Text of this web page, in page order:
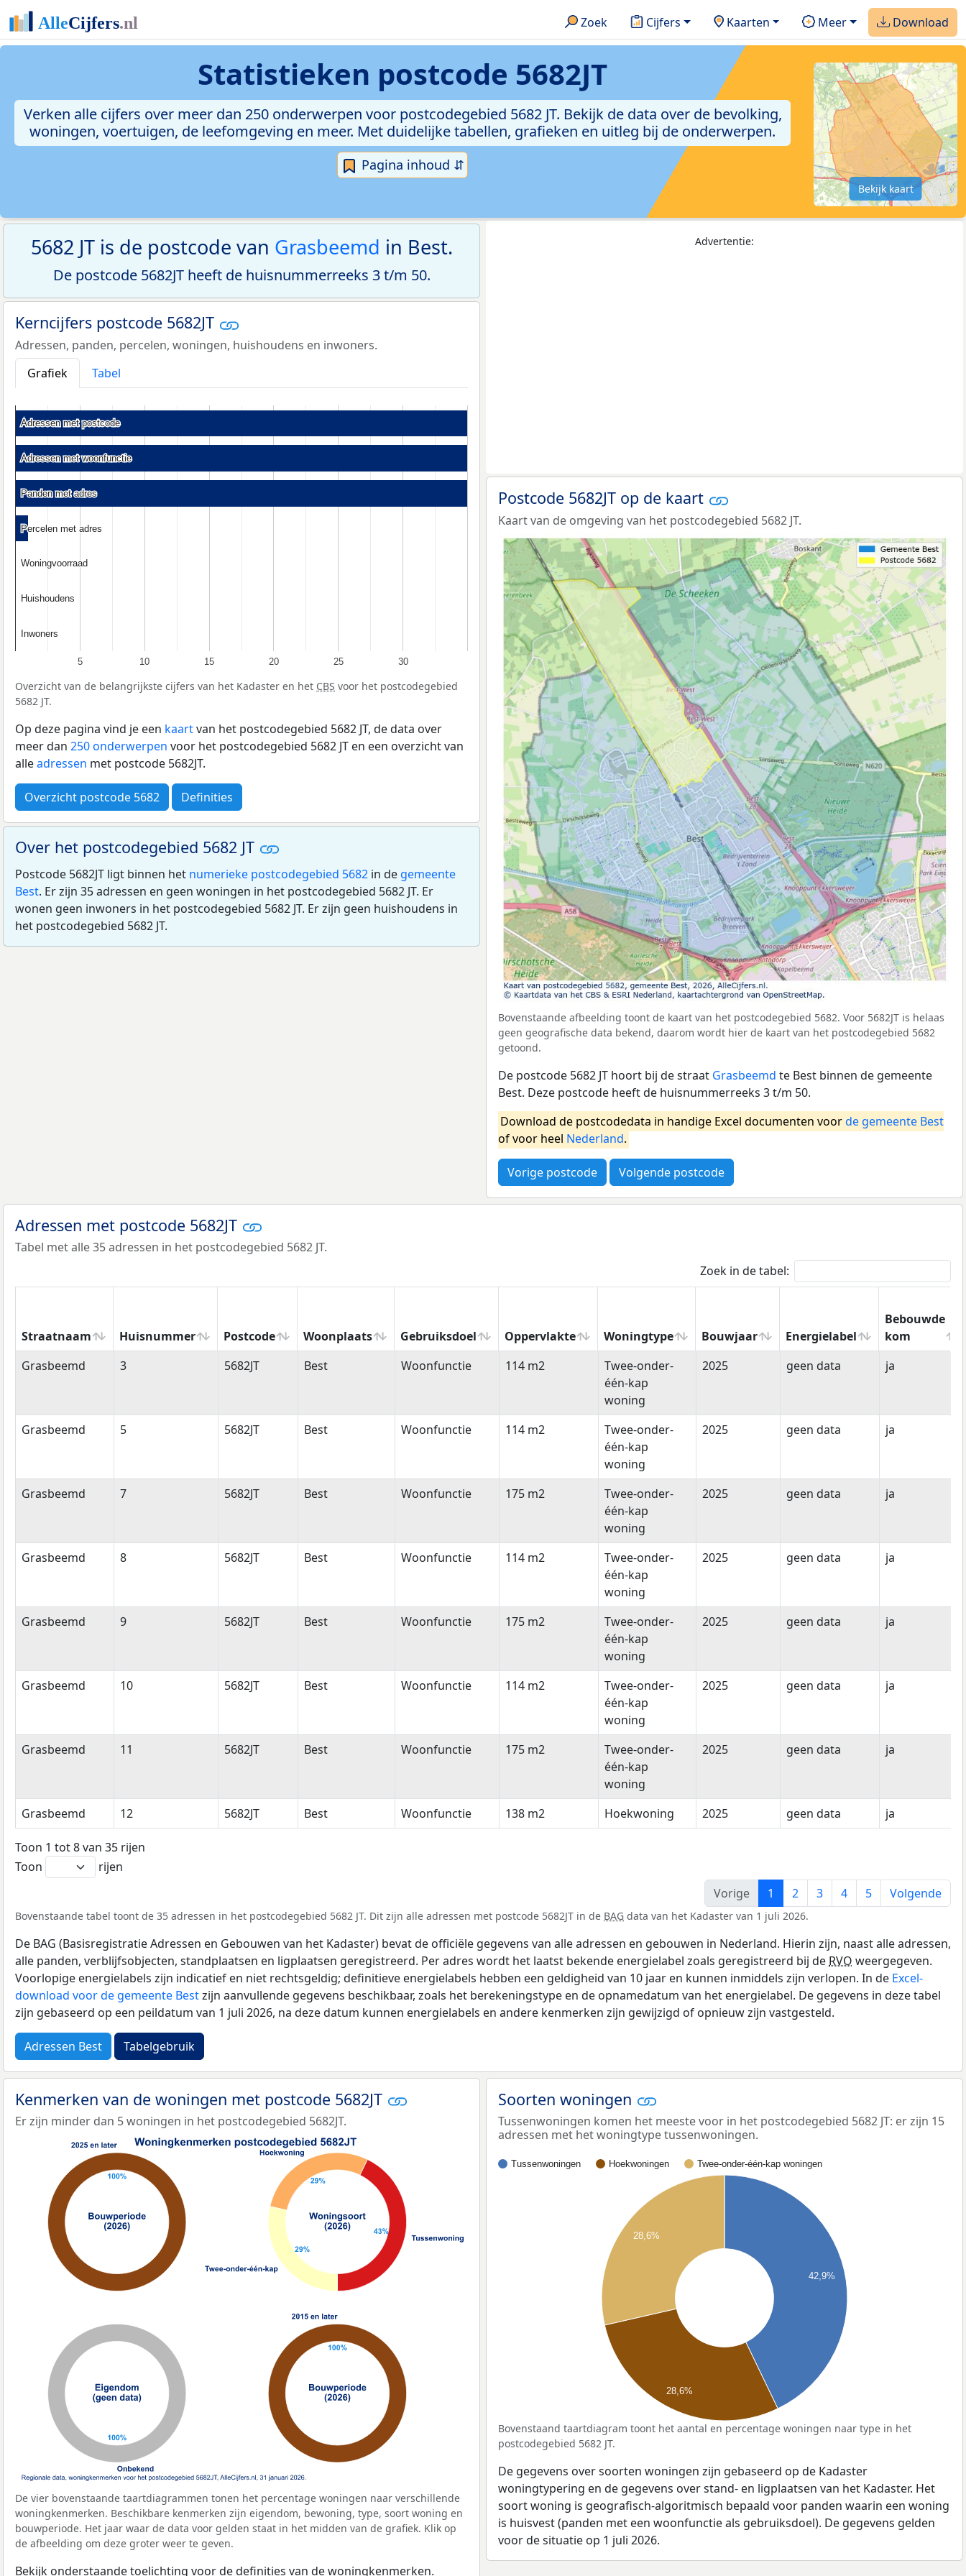
Zoek Cijfers Kaarten Meer Download
Statistieken postcode 5682JT
Verken alle cijfers over meer dan 250 onderwerpen voor postcodegebied 5682 JT. Bekijk de data over de bevolking,
woningen, voertuigen, de leefomgeving en meer. Met duidelijke tabellen, grafieken en uitleg bij de onderwerpen.
Pagina inhoud ⇵
Bekijk kaart
5682 JT is de postcode van Grasbeemd in Best.
De postcode 5682JT heeft de huisnummerreeks 3 t/m 50.
Kerncijfers postcode 5682JT
Adressen, panden, percelen, woningen, huishoudens en inwoners.
Grafiek
Tabel
5 10 15 20 25 30
Adressen met postcode
Adressen met postcode
Adressen met woonfunctie
Adressen met woonfunctie
Panden met adres
Panden met adres
Percelen met adres
Percelen met adres
Woningvoorraad
Woningvoorraad
Huishoudens
Huishoudens
Inwoners
Inwoners
Overzicht van de belangrijkste cijfers van het Kadaster en het CBS voor het postcodegebied
5682 JT.
Op deze pagina vind je een kaartvan het postcodegebied 5682 JT, de data over
meer dan 250 onderwerpen voor het postcodegebied 5682 JT en een overzicht van
alleadressen met postcode 5682JT.
Overzicht postcode 5682 Definities
Over het postcodegebied 5682 JT
Postcode 5682JT ligt binnen het numerieke postcodegebied 5682 in de gemeente
Best. Er zijn 35 adressen en geen woningen in het postcodegebied 5682 JT. Er
wonen geen inwoners in het postcodegebied 5682 JT. Er zijn geen huishoudens in
het postcodegebied 5682 JT.
Advertentie:
Postcode 5682JT op de kaart
Kaart van de omgeving van het postcodegebied 5682 JT.
Bovenstaande afbeelding toont de kaart van het postcodegebied 5682. Voor 5682JT is helaas
geen geografische data bekend, daarom wordt hier de kaart van het postcodegebied 5682
getoond.
De postcode 5682 JT hoort bij de straat Grasbeemd te Best binnen de gemeente
Best. Deze postcode heeft de huisnummerreeks 3 t/m 50.
Download de postcodedata in handige Excel documenten voorde gemeente Best
of voor heel Nederland.
Vorige postcode Volgende postcode
Adressen met postcode 5682JT
Tabel met alle 35 adressen in het postcodegebied 5682 JT.
Zoek in de tabel:
Straatnaam Huisnummer Postcode Woonplaats Gebruiksdoel Oppervlakte Woningtype Bouwjaar Energielabel
Bebouwde
kom
Straatnaam
Huisnummer Postcode Woonplaats Gebruiksdoel Oppervlakte Woningtype Bouwjaar Energielabel
Bebouwde
kom
Grasbeemd 3 5682JT Best Woonfunctie 114 m2
Twee-onder-
één-kap
woning
2025 geen data ja
Grasbeemd 5 5682JT Best Woonfunctie 114 m2
Twee-onder-
één-kap
woning
2025 geen data ja
Grasbeemd 7 5682JT Best Woonfunctie 175 m2
Twee-onder-
één-kap
woning
2025 geen data ja
Grasbeemd 8 5682JT Best Woonfunctie 114 m2
Twee-onder-
één-kap
woning
2025 geen data ja
Grasbeemd 9 5682JT Best Woonfunctie 175 m2
Twee-onder-
één-kap
woning
2025 geen data ja
Grasbeemd 10 5682JT Best Woonfunctie 114 m2
Twee-onder-
één-kap
woning
2025 geen data ja
Grasbeemd 11 5682JT Best Woonfunctie 175 m2
Twee-onder-
één-kap
woning
2025 geen data ja
Grasbeemd 12 5682JT Best Woonfunctie 138 m2 Hoekwoning 2025 geen data ja
Toon 1 tot 8 van 35 rijen
Toon
rijen
Vorige
1 2 3 4 5 Volgende
Bovenstaande tabel toont de 35 adressen in het postcodegebied 5682 JT. Dit zijn alle adressen met postcode 5682JT in de BAG data van het Kadaster van 1 juli 2026.
De BAG (Basisregistratie Adressen en Gebouwen van het Kadaster) bevat de officiële gegevens van alle adressen en gebouwen in Nederland. Hierin zijn, naast alle adressen,
alle panden, verblijfsobjecten, standplaatsen en ligplaatsen geregistreerd. Per adres wordt het laatst bekende energielabel zoals geregistreerd bij de RVO weergegeven.
Voorlopige energielabels zijn indicatief en niet rechtsgeldig; definitieve energielabels hebben een geldigheid van 10 jaar en kunnen inmiddels zijn verlopen. In de Excel-
download voor de gemeente Bestzijn aanvullende gegevens beschikbaar, zoals het berekeningstype en de opnamedatum van het energielabel. De gegevens in deze tabel
zijn gebaseerd op een peildatum van 1 juli 2026, na deze datum kunnen energielabels en andere kenmerken zijn gewijzigd of opnieuw zijn vastgesteld.
Adressen Best Tabelgebruik
Kenmerken van de woningen met postcode 5682JT
Er zijn minder dan 5 woningen in het postcodegebied 5682JT.
De vier bovenstaande taartdiagrammen tonen het percentage woningen naar verschillende
woningkenmerken. Beschikbare kenmerken zijn eigendom, bewoning, type, soort woning en
bouwperiode. Het jaar waar de data voor gelden staat in het midden van de grafiek. Klik op
de afbeelding om deze groter weer te geven.
Bekijk onderstaande toelichting voor de definities van de woningkenmerken.
Soorten woningen
Tussenwoningen komen het meeste voor in het postcodegebied 5682 JT: er zijn 15
adressen met het woningtype tussenwoningen.
Tussenwoningen Hoekwoningen Twee-onder-één-kap woningen
42,9%
28,6%
28,6%
Bovenstaand taartdiagram toont het aantal en percentage woningen naar type in het
postcodegebied 5682 JT.
De gegevens over soorten woningen zijn gebaseerd op de Kadaster
woningtypering en de gegevens over stand- en ligplaatsen van het Kadaster. Het
soort woning is geografisch-algoritmisch bepaald voor panden waarin een woning
is huisvest (panden met een woonfunctie als gebruiksdoel). De gegevens gelden
voor de situatie op 1 juli 2026.